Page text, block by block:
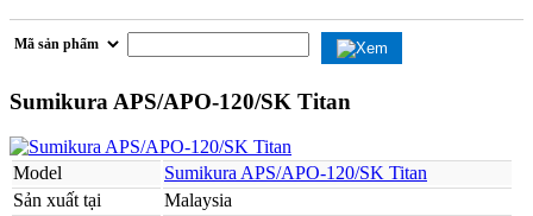
Sumikura APS/APO-120/SK Titan
Model
Sumikura APS/APO-120/SK Titan
Sản xuất tại
Malaysia